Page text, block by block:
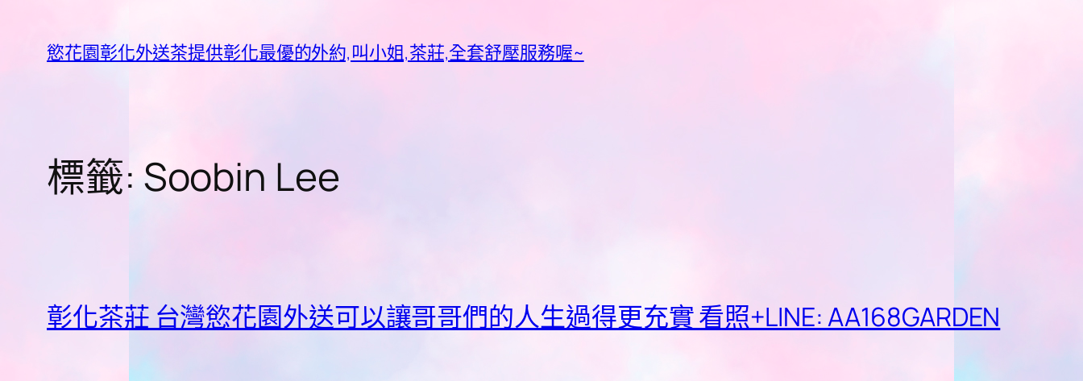
慾花園彰化外送茶提供彰化最優的外約,叫小姐,茶莊,全套舒壓服務喔~
標籤: Soobin Lee
彰化茶莊 台灣慾花園外送可以讓哥哥們的人生過得更充實 看照+LINE: AA168GARDEN